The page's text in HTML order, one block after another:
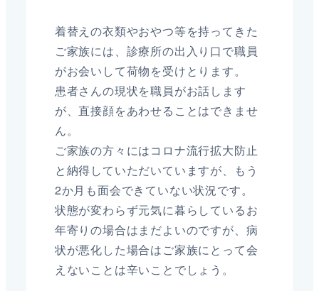
着替えの衣類やおやつ等を持ってきた
ご家族には、診療所の出入り口で職員
がお会いして荷物を受けとります。
患者さんの現状を職員がお話します
が、直接顔をあわせることはできませ
ん。
ご家族の方々にはコロナ流行拡大防止
と納得していただいていますが、もう
2か月も面会できていない状況です。
状態が変わらず元気に暮らしているお
年寄りの場合はまだよいのですが、病
状が悪化した場合はご家族にとって会
えないことは辛いことでしょう。